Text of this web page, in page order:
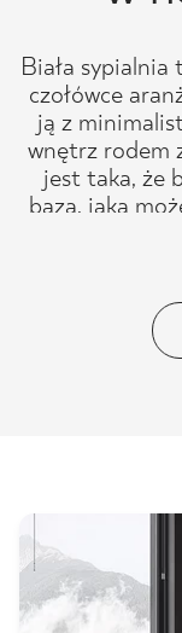
Biała
czołówce
ją z
wnętrz rodem
jest taka, że
bazą, jaką
delikatna i
który nie